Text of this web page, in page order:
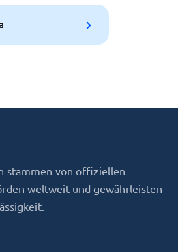
stammen von offiziellen
weltweit und gewährleisten